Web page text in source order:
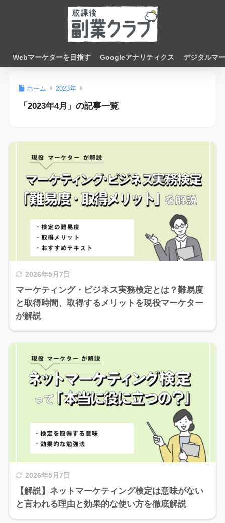
Webマーケターを目指す Googleアナリティクス デジタルマ
ホーム 2023年
「2023年4月」の記事一覧
2026年5月7日
マーケティング・ビジネス実務検定とは？難易度
と取得時間、取得するメリットを現役マーケター
が解説
2026年5月7日
【解説】ネットマーケティング検定は意味がない
と言われる理由と効果的な使い方を徹底解説